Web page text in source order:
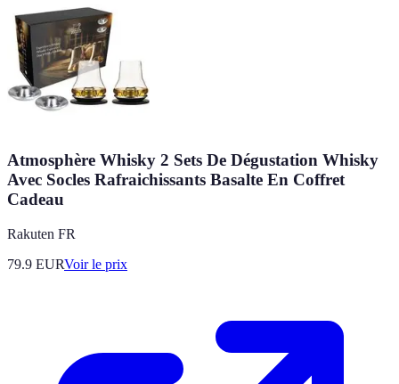
Atmosphère Whisky 2 Sets De Dégustation Whisky
Avec Socles Rafraichissants Basalte En Coffret
Cadeau
Rakuten FR
79.9 EURVoir le prix